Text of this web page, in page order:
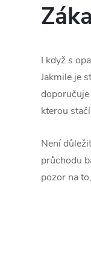
I když s
Jakmile je
kterou
Není
průchodu
pozor na